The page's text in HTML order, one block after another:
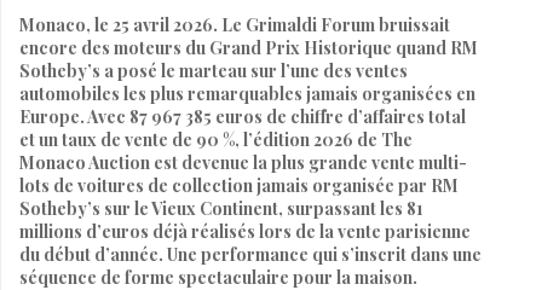
Monaco, le 25 avril 2026. Le Grimaldi Forum bruissait
encore des moteurs du Grand Prix Historique quand RM
Sotheby’s a posé le marteau sur l’une des ventes
automobiles les plus remarquables jamais organisées en
Europe. Avec 87 967 385 euros de chiffre d’affaires total
et un taux de vente de 90 %, l’édition 2026 de The
Monaco Auction est devenue la plus grande vente multi-
lots de voitures de collection jamais organisée par RM
Sotheby’s sur le Vieux Continent, surpassant les 81
millions d’euros déjà réalisés lors de la vente parisienne
du début d’année. Une performance qui s’inscrit dans une
séquence de forme spectaculaire pour la maison.